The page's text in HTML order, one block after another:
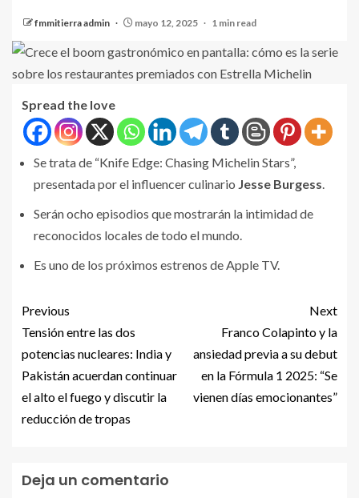
fmmitierra admin mayo 12, 2025 1 min read
Spread the love
Se trata de “Knife Edge: Chasing Michelin Stars”,
presentada por el influencer culinario Jesse Burgess.
Serán ocho episodios que mostrarán la intimidad de
reconocidos locales de todo el mundo.
Es uno de los próximos estrenos de Apple TV.
Previous
Tensión entre las dos
potencias nucleares: India y
Pakistán acuerdan continuar
el alto el fuego y discutir la
reducción de tropas
Next
Franco Colapinto y la
ansiedad previa a su debut
en la Fórmula 1 2025: “Se
vienen días emocionantes”
Deja un comentario